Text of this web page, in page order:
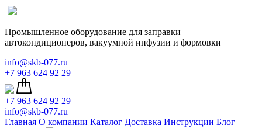
Промышленное оборудование для заправки
автокондиционеров, вакуумной инфузии и формовки
info@skb-077.ru
+7 963 624 92 29
+7 963 624 92 29
info@skb-077.ru
Главная О компании Каталог Доставка Инструкции Блог